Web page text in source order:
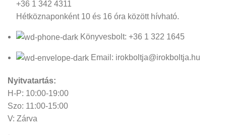
+36 1 342 4311
Hétköznaponként 10 és 16 óra között hívható.
Könyvesbolt: +36 1 322 1645
Email: irokboltja@irokboltja.hu
Nyitvatartás:
H-P: 10:00-19:00
Szo: 11:00-15:00
V: Zárva